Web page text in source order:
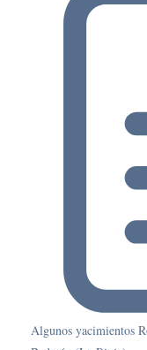
Algunos yacimientos